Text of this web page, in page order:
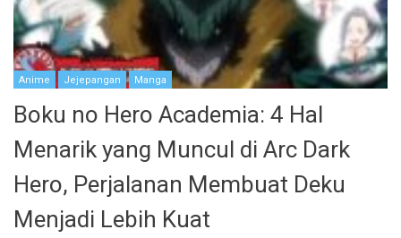
Anime Jejepangan Manga
Boku no Hero Academia: 4 Hal
Menarik yang Muncul di Arc Dark
Hero, Perjalanan Membuat Deku
Menjadi Lebih Kuat